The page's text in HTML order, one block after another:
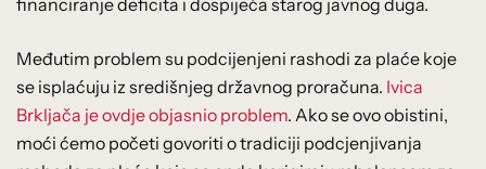
Međutim problem su podcijenjeni rashodi za plaće koje
se isplaćuju iz središnjeg državnog proračuna. Ivica
Brkljača je ovdje objasnio problem. Ako se ovo obistini,
moći ćemo početi govoriti o tradiciji podcjenjivanja